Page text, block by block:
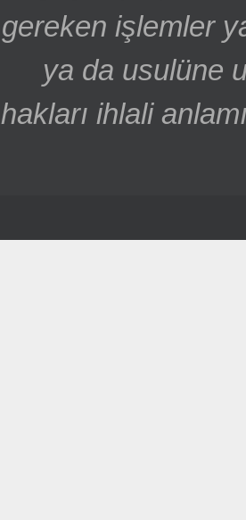
gereken işlemler
ya da usulüne
hakları ihlali